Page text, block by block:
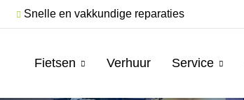
Snelle en vakkundige reparaties
Fietsen Verhuur Service